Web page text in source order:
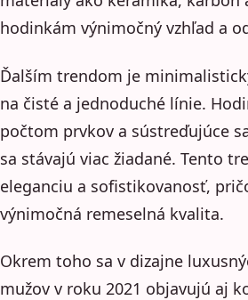
hodinkám výnimočný vzhľad a
Ďalším trendom je
na čisté a jednoduché línie.
počtom prvkov a sústreďujúce
sa stávajú viac žiadané. Tento
eleganciu a sofistikovanosť,
výnimočná remeselná kvalita.
Okrem toho sa v dizajne
mužov v roku 2021 objavujú aj